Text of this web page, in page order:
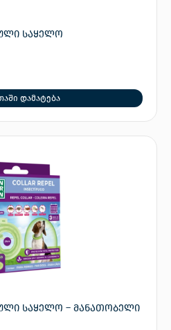
საყელო
დამატება
საყელო – მანათობელი